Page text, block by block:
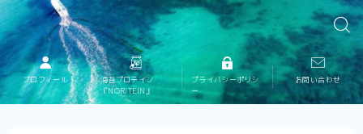
プロフィール
海苔プロテイン
『NORITEIN』
プライバシーポリシ
ー
お問い合わせ